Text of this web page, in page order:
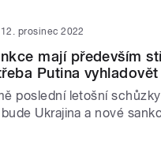
12. prosinec 2022
mají především
Putina vyhladovět
poslední letošní
Ukrajina a nové